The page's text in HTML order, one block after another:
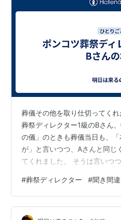
葬儀その他を取り仕切ってくれ
葬祭ディレクター1級のBさん
の儀」のときも葬儀当日も、
が」と言いつつ、Aさんと同じ
てくれました。 そうは言いつ
緒なのでタクシーで帰るつもり
たいことでした。 そして、葬
ときのことです。 Bさんがそ
#葬祭ディレクター #聞き間